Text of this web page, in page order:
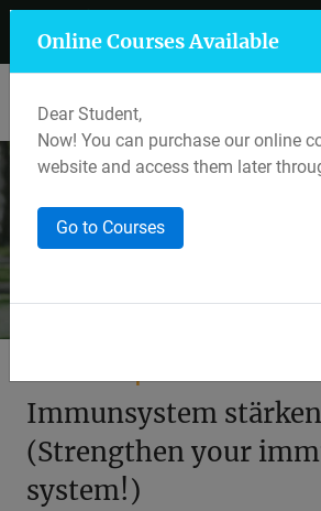
Lalkothi & Sikar Road,
Immunsystem
(Strengthen your
system!)
Online Courses Available
Dear Student,
Now! You can purchase our online
website and access them later
Go to Courses